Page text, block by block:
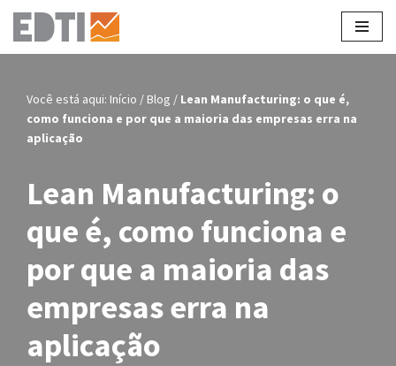
Pular
conteúdo
Você está aqui: Início / Blog / Lean Manufacturing: o que é,
como funciona e por que a maioria das empresas erra na
aplicação
Lean Manufacturing: o
que é, como funciona e
por que a maioria das
empresas erra na
aplicação